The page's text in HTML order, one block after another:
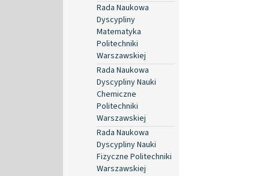
Rada Naukowa
Dyscypliny
Matematyka
Politechniki
Warszawskiej
Rada Naukowa
Dyscypliny Nauki
Chemiczne
Politechniki
Warszawskiej
Rada Naukowa
Dyscypliny Nauki
Fizyczne Politechniki
Warszawskiej